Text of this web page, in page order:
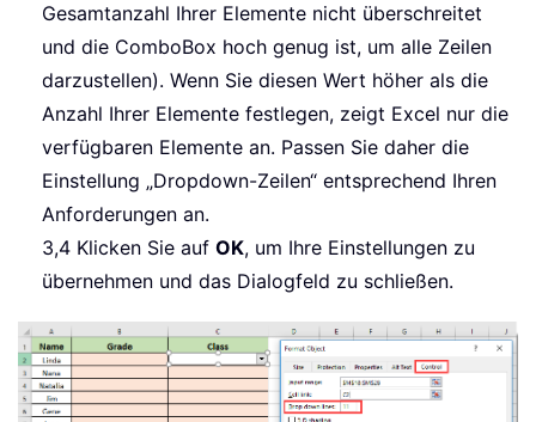
Gesamtanzahl Ihrer Elemente nicht überschreitet
und die ComboBox hoch genug ist, um alle Zeilen
darzustellen). Wenn Sie diesen Wert höher als die
Anzahl Ihrer Elemente festlegen, zeigt Excel nur die
verfügbaren Elemente an. Passen Sie daher die
Einstellung „Dropdown-Zeilen“ entsprechend Ihren
Anforderungen an.
3,4 Klicken Sie auf OK, um Ihre Einstellungen zu
übernehmen und das Dialogfeld zu schließen.